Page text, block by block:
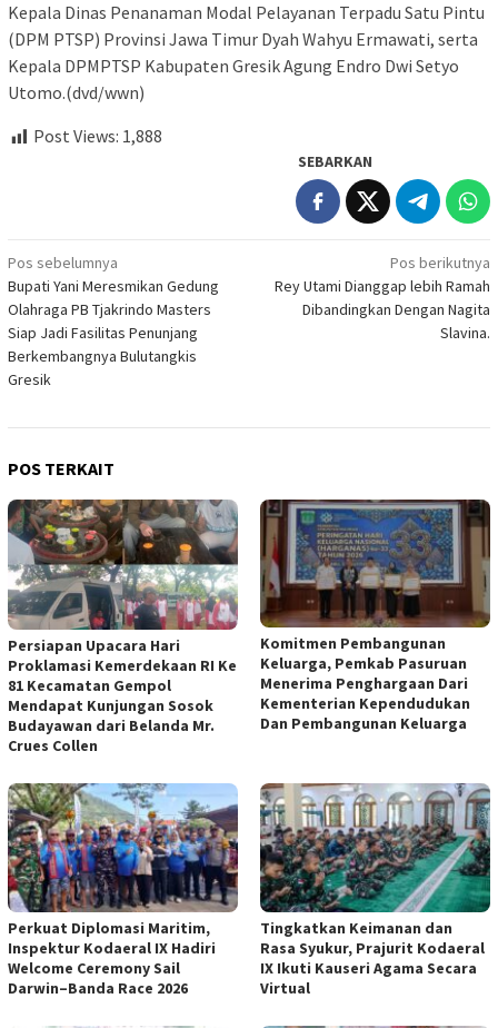
Kepala Dinas Penanaman Modal Pelayanan Terpadu Satu Pintu
(DPM PTSP) Provinsi Jawa Timur Dyah Wahyu Ermawati, serta
Kepala DPMPTSP Kabupaten Gresik Agung Endro Dwi Setyo
Utomo.(dvd/wwn)
Post Views: 1,888
SEBARKAN
Navigasi
pos
Pos sebelumnya
Bupati Yani Meresmikan Gedung
Olahraga PB Tjakrindo Masters
Siap Jadi Fasilitas Penunjang
Berkembangnya Bulutangkis
Gresik
Pos berikutnya
Rey Utami Dianggap lebih Ramah
Dibandingkan Dengan Nagita
Slavina.
POS TERKAIT
Persiapan Upacara Hari
Proklamasi Kemerdekaan RI Ke
81 Kecamatan Gempol
Mendapat Kunjungan Sosok
Budayawan dari Belanda Mr.
Crues Collen
Komitmen Pembangunan
Keluarga, Pemkab Pasuruan
Menerima Penghargaan Dari
Kementerian Kependudukan
Dan Pembangunan Keluarga
Perkuat Diplomasi Maritim,
Inspektur Kodaeral IX Hadiri
Welcome Ceremony Sail
Darwin–Banda Race 2026
Tingkatkan Keimanan dan
Rasa Syukur, Prajurit Kodaeral
IX Ikuti Kauseri Agama Secara
Virtual